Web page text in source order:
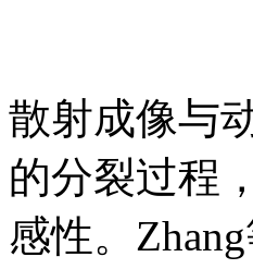
散射成像与
的分裂过程
感性。